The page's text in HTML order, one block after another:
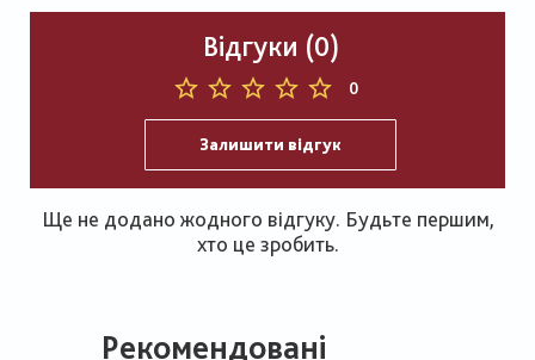
Відгуки (0)
0
Залишити відгук
Ще не додано жодного відгуку. Будьте першим,
хто це зробить.
Рекомендовані